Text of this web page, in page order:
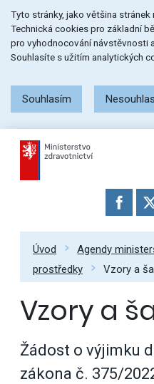
na
menu
na
obsah
na
patičku
stránky
Tyto stránky, jako většina
Technická cookies pro základní
pro vyhodnocování návstěvnosti
Souhlasíte s užitím analytických
Souhlasím
Úvod Agendy
prostředky
Vzory a
Vzory a
Žádost o výjimku
zákona č. 375/